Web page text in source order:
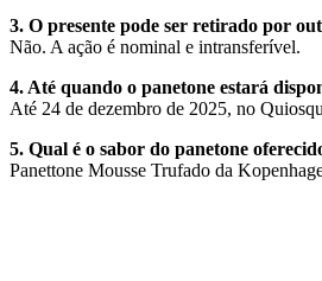
3. O presente pode ser retirado por
Não. A ação é nominal e intransferível.
4. Até quando o panetone estará
Até 24 de dezembro de 2025, no
5. Qual é o sabor do panetone
Panettone Mousse Trufado da